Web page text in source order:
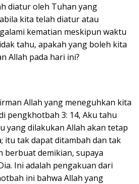
diatur oleh Tuhan yang
kita telah diatur atau
kematian meskipun waktu
tahu, apakah yang boleh kita
Allah pada hari ini?
Allah yang meneguhkan kita
pengkhotbah 3: 14, Aku tahu
yang dilakukan Allah akan tetap
itu tak dapat ditambah dan tak
berbuat demikian, supaya
Ini adalah pengakuan dari
ini bahwa Allah yang